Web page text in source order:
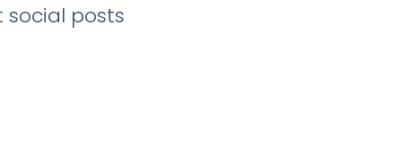
social posts